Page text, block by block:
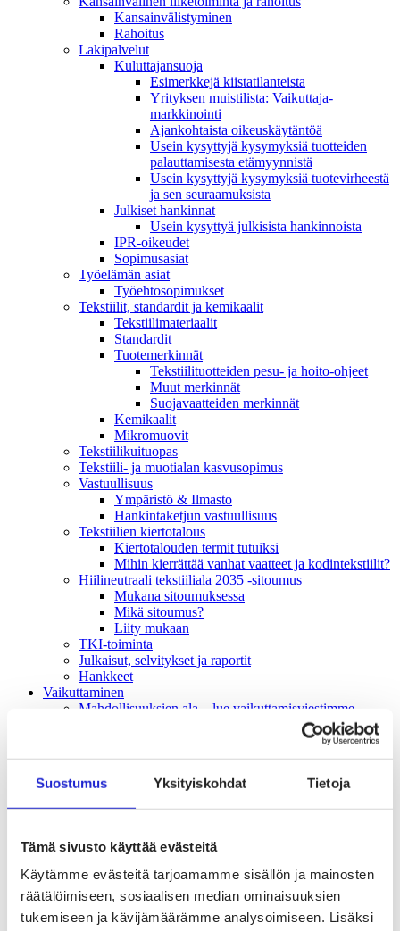
Suostumus Yksityiskohdat Tietoja
Tämä sivusto käyttää evästeitä
Käytämme evästeitä tarjoamamme sisällön ja mainosten
räätälöimiseen, sosiaalisen median ominaisuuksien
tukemiseen ja kävijämäärämme analysoimiseen. Lisäksi
Kansain­välistyminen
Rahoitus
Lakipalvelut
Kuluttajansuoja
Esimerkkejä kiistatilanteista
Yrityksen muistilista: Vaikuttaja­
markkinointi
Ajankohtaista oikeuskäytäntöä
Usein kysyttyjä kysymyksiä tuotteiden
palauttamisesta etämyynnistä
Usein kysyttyjä kysymyksiä tuotevirheestä
ja sen seuraamuksista
Julkiset hankinnat
Usein kysyttyä julkisista hankinnoista
IPR-oikeudet
Sopimusasiat
Työelämän asiat
Työehto­sopimukset
Tekstiilit, standardit ja kemikaalit
Tekstiilimateriaalit
Standardit
Tuotemerkinnät
Tekstiilituotteiden pesu- ja hoito-ohjeet
Muut merkinnät
Suojavaatteiden merkinnät
Kemikaalit
Mikromuovit
Tekstiilikuitu­opas
Tekstiili- ja muotialan kasvusopimus
Vastuullisuus
Ympäristö & Ilmasto
Hankintaketjun vastuullisuus
Tekstiilien kiertotalous
Kiertotalouden termit tutuiksi
Mihin kierrättää vanhat vaatteet ja kodintekstiilit?
Hiilineutraali tekstiiliala 2035 -sitoumus
Mukana sitoumuksessa
Mikä sitoumus?
Liity mukaan
TKI-toiminta
Julkaisut, selvitykset ja raportit
Hankkeet
Vaikuttaminen
Mahdollisuuksien ala – lue vaikuttamis­viestimme
EU-vaalit 2024: Reilut pelisäännöt turvaavat
elinvoimaisen tekstiili- ja muotialan Suomessa ja
Euroopassa
Suomesta tekstiilialan kiertotalouden &
vastuullisuuden suunnannäyttäjä
Tekstiiliala on tärkeä osa Suomen
huoltovarmuutta
Luodaan kannusteet kuluttajan vihreään
siirtymään
EU-vaikuttaminen